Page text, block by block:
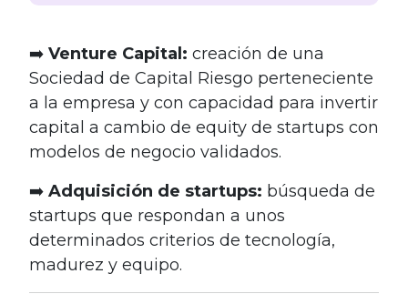
➡️ Venture Capital: creación de una
Sociedad de Capital Riesgo perteneciente
a la empresa y con capacidad para invertir
capital a cambio de equity de startups con
modelos de negocio validados.
➡️ Adquisición de startups: búsqueda de
startups que respondan a unos
determinados criterios de tecnología,
madurez y equipo.